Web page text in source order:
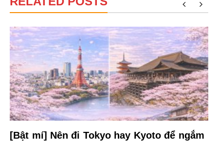
[Bật mí] Nên đi Tokyo hay Kyoto để ngắm